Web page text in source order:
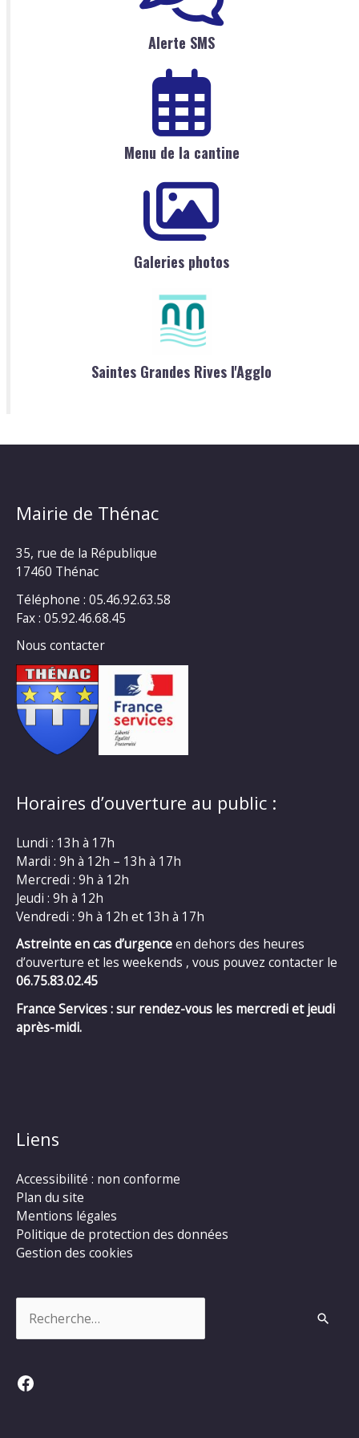
Alerte SMS
Menu de la cantine
Galeries photos
Saintes Grandes Rives l'Agglo
Mairie de Thénac
35, rue de la République
17460 Thénac
Téléphone : 05.46.92.63.58
Fax : 05.92.46.68.45
Nous contacter
Horaires d’ouverture au public :
Lundi : 13h à 17h
Mardi : 9h à 12h – 13h à 17h
Mercredi : 9h à 12h
Jeudi : 9h à 12h
Vendredi : 9h à 12h et 13h à 17h
Astreinte en cas d’urgenceen dehors des heures
d’ouverture et les weekends , vous pouvez contacter le
06.75.83.02.45
France Services : sur rendez-vous les mercredi et jeudi
après-midi.
Liens
Accessibilité : non conforme
Plan du site
Mentions légales
Politique de protection des données
Gestion des cookies
Facebook